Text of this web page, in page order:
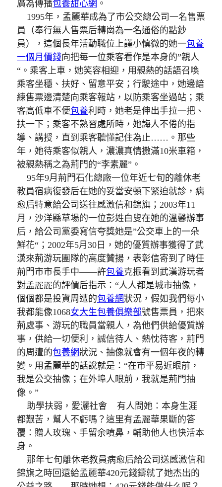
廣為傳播包養甜心網 。
1995年，孟麗華成為了市公交總公司一名售票
員（奉行無人售票后轉崗為一名通俗的點鈔
員），這個長年活動職位上謹小慎微的她一包養
一個月價錢向把每一位乘客看作是本身的”親人
“。乘客上車，她笑容相迎，用親熱的話語召喚
乘客坐穩、扶好、留意平安；行駛途中，她邊諳
練售票邊清楚向乘客報站，以防乘客坐過站；乘
客高低車不便包養利時，她老是伸出手拉一把、
扶一下；乘客不熟習處所時，她誨人不倦的指
導、講授，直到乘客聽懂記住為止……。那些
年，她待乘客似親人，濃濃真情撒滿10米車箱，
被親熱稱之為荊門的“李素麗”。
95年9月荊門石化總廠一位年近七旬的離休老
教員宿病復發后在她的妥當安頓下緊迫就診，病
愈后特意給公司送往感激信和錦旗；2003年11
月，沙洋縣草場的一位彭姓白叟在她的溫馨辦事
后，給公司黨委寫信夸獎她是”公交車上的一朵
鮮花“；2002年5月30日，她的優質辦事獲得了武
漢來荊游玩團隊的高度贊揚，表彰信寄到了時任
荊門市市長手中——許包養克振看到武漢游玩者
對孟麗麗的評價后指示：“人人都是城市抽像，
個個都是投資周遭的包養網狀況，假如我們每小
我都能像1068女大生包養俱樂部號售票員，把來
荊處事、游玩的職員當親人，為他們供給優質辦
事，供給一切便利，誠信待人、熱忱待客，荊門
的周遭的包養網狀況、抽像就會有一個年夜的轉
變。用孟麗華的話說就是：“在市平易近眼前，
我是公交抽像；在外埠人眼前，我就是荊門抽
像。”
助學扶弱，愛灑社會 有人問她：本身生涯
都艱苦，幫人不虧嗎？這里有孟麗華果斷的答
覆：贈人玫瑰、手留余噴鼻，輔助他人也快活本
身。
那年七旬離休老教員病愈后給公司送感激信和
錦旗之時回還給孟麗華420元錢鑄就了她杰出的